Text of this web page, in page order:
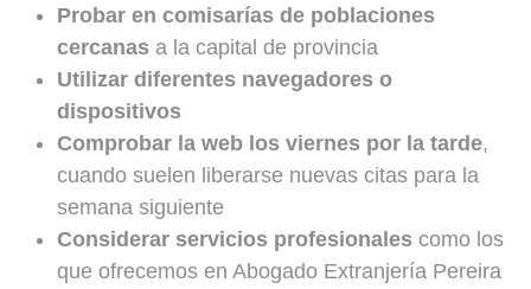
Probar en comisarías de poblaciones
cercanas a la capital de provincia
Utilizar diferentes navegadores o
dispositivos
Comprobar la web los viernes por la tarde,
cuando suelen liberarse nuevas citas para la
semana siguiente
Considerar servicios profesionales como los
que ofrecemos en Abogado Extranjería Pereira